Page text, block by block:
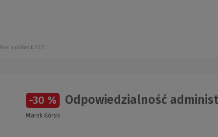
Rok publikacji: 2017
-30 % Odpowiedzialność
Marek Górski